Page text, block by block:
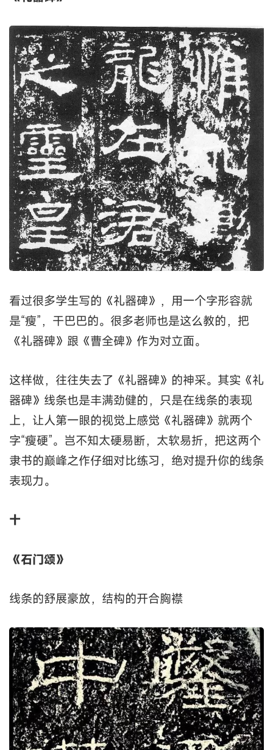
隶书的端庄柔美、圆润舒展舍他其谁？
正应了形容美女身材的那句话：多一分有余，少一
分不足。
写“曹全”时，往往注重其柔美，忽略其丰润劲健。
掌握了“曹全”，线条的表现便会得心应手。
九
《礼器碑》
看过很多学生写的《礼器碑》，用一个字形容就
是“瘦”，干巴巴的。很多老师也是这么教的，把
《礼器碑》跟《曹全碑》作为对立面。
这样做，往往失去了《礼器碑》的神采。其实《礼
器碑》线条也是丰满劲健的，只是在线条的表现